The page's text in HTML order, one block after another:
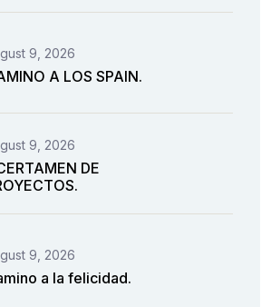
9, 2026
A LOS SPAIN.
9, 2026
DE
9, 2026
a la felicidad.